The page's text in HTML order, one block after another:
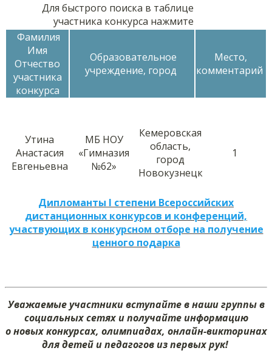
Для быстрого поиска в таблице
участника конкурса нажмите
Фамилия
Имя
Отчество
участника
конкурса
Образовательное
учреждение, город
Место,
комментарий
Утина
Анастасия
Евгеньевна
МБ НОУ
«Гимназия
№62»
Кемеровская
область,
город
Новокузнецк
1
Дипломанты I степени Всероссийских
дистанционных конкурсов и конференций,
участвующих в конкурсном отборе на получение
ценного подарка
Уважаемые участники вступайте в наши группы в
социальных сетях и получайте информацию
о новых конкурсах, олимпиадах, онлайн-викторинах
для детей и педагогов из первых рук!